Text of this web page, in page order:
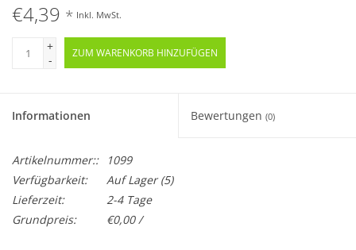
€4,39 * Inkl. MwSt.
+
-
ZUM WARENKORB HINZUFÜGEN
Informationen Bewertungen (0)
Artikelnummer::
1099
Verfügbarkeit:
Auf Lager(5)
Lieferzeit:
2-4 Tage
Grundpreis:
€0,00 /